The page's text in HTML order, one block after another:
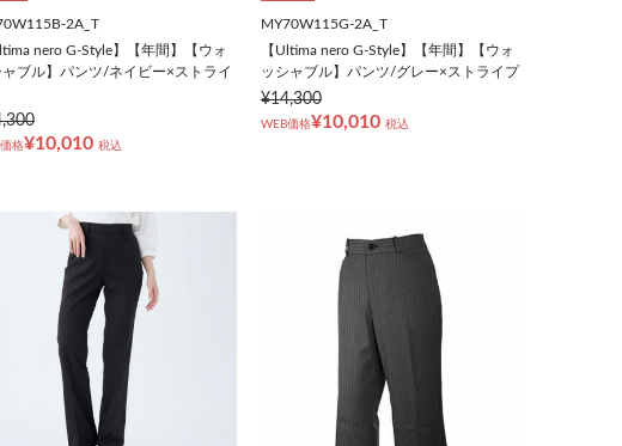
2A_T
nero G-Style】【年間】【ウォ
ャブル】パンツ/ネイビー×ストライ
格¥10,010 税込
MY70W115G-2A_T
【Ultima nero G-Style】【年間】【ウォ
ッシャブル】パンツ/グレー×ストライプ
¥14,300
WEB価格¥10,010 税込